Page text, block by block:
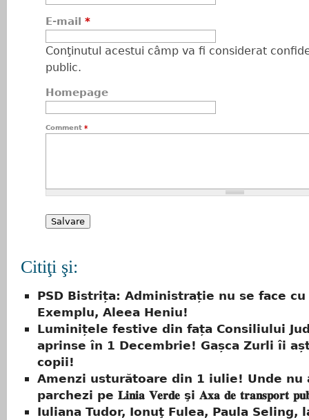
E-mail *
Conţinutul acestui câmp va fi considerat
public.
Homepage
Comment *
Citiţi şi:
PSD Bistrița: Administrație nu se face
Exemplu, Aleea Heniu!
Luminițele festive din fața Consiliului
aprinse în 1 Decembrie! Gașca Zurli îi
copii!
Amenzi usturătoare din 1 iulie! Unde nu
parchezi pe 𝐋𝐢𝐧𝐢𝐚 𝐕𝐞𝐫𝐝𝐞 şi 𝐀𝐱𝐚 𝐝𝐞 𝐭𝐫𝐚𝐧𝐬𝐩𝐨𝐫𝐭
Iuliana Tudor, Ionuţ Fulea, Paula Seling,